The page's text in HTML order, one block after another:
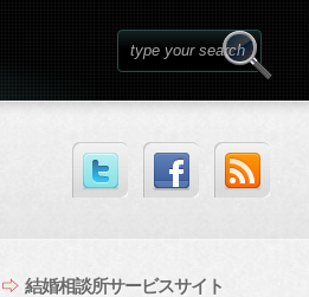
結婚相談所サービスサイト